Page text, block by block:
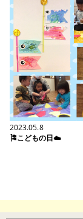
2023.05.8
🎏こどもの日☁️